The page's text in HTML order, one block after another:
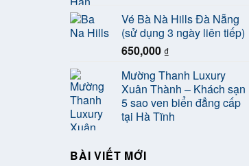
Vé Bà Nà Hills Đà Nẵng
(sử dụng 3 ngày liên tiếp)
650,000 ₫
Mường Thanh Luxury
Xuân Thành – Khách sạn
5 sao ven biển đẳng cấp
tại Hà Tĩnh
BÀI VIẾT MỚI